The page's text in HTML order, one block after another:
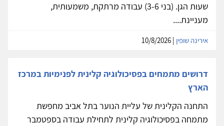
שעות הגן. (בני 3-6) עבודה מרתקת, משמעותית,
מעניינת....
אירינה שופין
דרושים מתמחים בפסיכולוגיה קלינית לפנימיות במרכז
הארץ
התחנה הקלינית של עליית הנוער בתל אביב מחפשת
מתמחה בפסיכולוגיה קלינית לתחילת עבודה בספטמבר